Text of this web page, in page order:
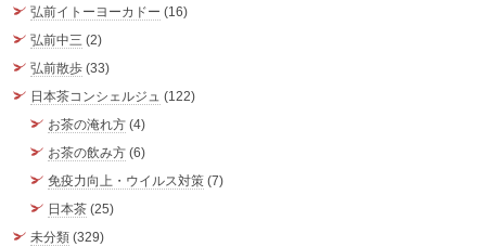
弘前イトーヨーカドー (16)
弘前中三 (2)
弘前散歩 (33)
日本茶コンシェルジュ (122)
お茶の淹れ方 (4)
お茶の飲み方 (6)
免疫力向上・ウイルス対策 (7)
日本茶 (25)
未分類 (329)